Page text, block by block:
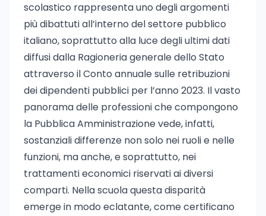
scolastico rappresenta uno degli argomenti
più dibattuti all’interno del settore pubblico
italiano, soprattutto alla luce degli ultimi dati
diffusi dalla Ragioneria generale dello Stato
attraverso il Conto annuale sulle retribuzioni
dei dipendenti pubblici per l’anno 2023. Il vasto
panorama delle professioni che compongono
la Pubblica Amministrazione vede, infatti,
sostanziali differenze non solo nei ruoli e nelle
funzioni, ma anche, e soprattutto, nei
trattamenti economici riservati ai diversi
comparti. Nella scuola questa disparità
emerge in modo eclatante, come certificano